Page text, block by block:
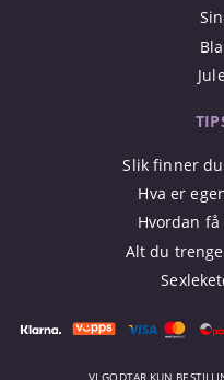
Slik finner
Hva er
Hvordan
Alt du